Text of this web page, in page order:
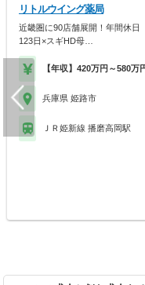
リトルウイング薬局
近畿圏に90店舗展開！年間休日
123日×スギHD母…
【年収】420万円～580万
兵庫県 姫路市
ＪＲ姫新線 播磨高岡駅